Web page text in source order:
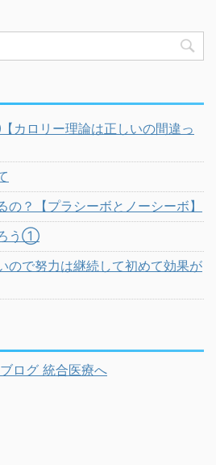
カロリー理論は正しいの間違っ
？【プラシーボとノーシーボ】
ろう①
ので努力は継続して初めて効果が